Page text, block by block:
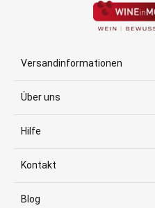
Versandinformationen
Über uns
Hilfe
Kontakt
Blog